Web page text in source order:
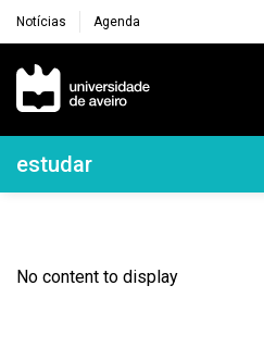
Notícias Agenda
Navegação Principal
Navegação Lateral
estudar
No content to display